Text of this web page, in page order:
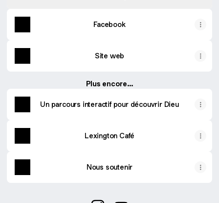
Facebook
Site web
Plus encore...
Un parcours interactif pour découvrir Dieu
Lexington Café
Nous soutenir